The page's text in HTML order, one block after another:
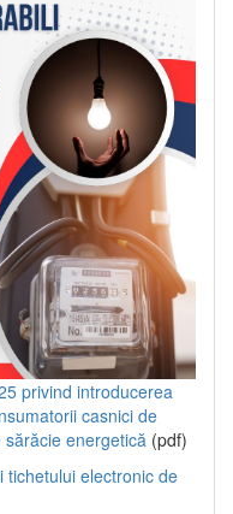
privind introducerea
casnici de
energetică (pdf)
tichetului electronic de